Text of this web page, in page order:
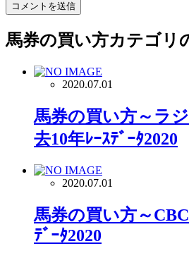
馬券の買い方カテゴリ
2020.07.01
馬券の買い方～ラ
去10年ﾚｰｽﾃﾞｰﾀ2020
2020.07.01
馬券の買い方～
ﾃﾞｰﾀ2020